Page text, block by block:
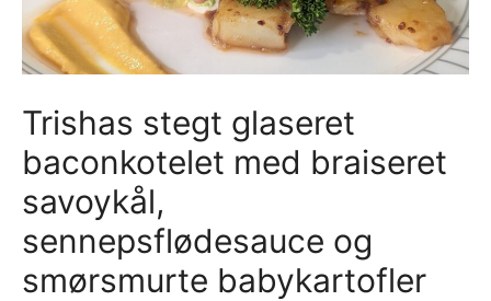
Trishas stegt glaseret
baconkotelet med braiseret
savoykål,
sennepsflødesauce og
smørsmurte babykartofler